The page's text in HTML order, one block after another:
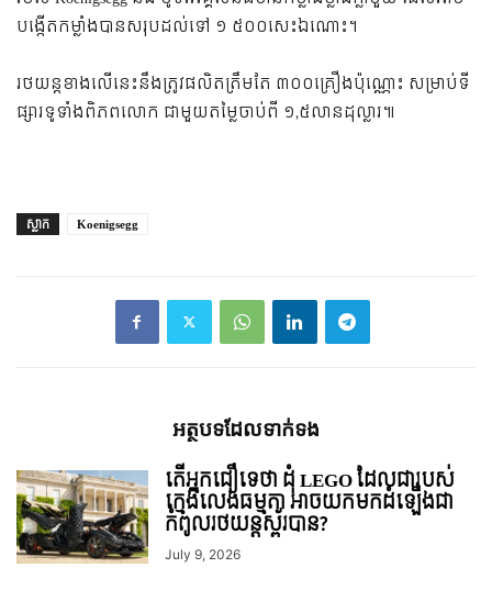
បង្កើតកម្លាំងបានសរុបដល់ទៅ ១ ៥០០សេះឯណោះ។
រថយន្តខាងលើនេះនឹងត្រូវផលិតត្រឹមតែ ៣០០គ្រឿងប៉ុណ្ណោះ សម្រាប់ទី
ផ្សារទូទាំងពិភពលោក ជាមួយតម្លៃចាប់ពី ១,៥លានដុល្លារ៕
ស្លាក Koenigsegg
អត្ថបទ​ដែល​ទាក់ទង
តើអ្នកជឿទេថា ដុំ LEGO ដែលជារបស់
ក្មេងលេងធម្មតា អាចយកមកដំឡើងជា
កំពូលរថយន្តស្ព័របាន?
July 9, 2026